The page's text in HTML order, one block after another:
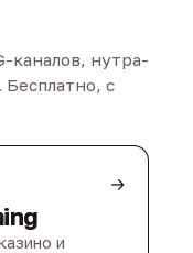
каналов, нутра-
с
→
и